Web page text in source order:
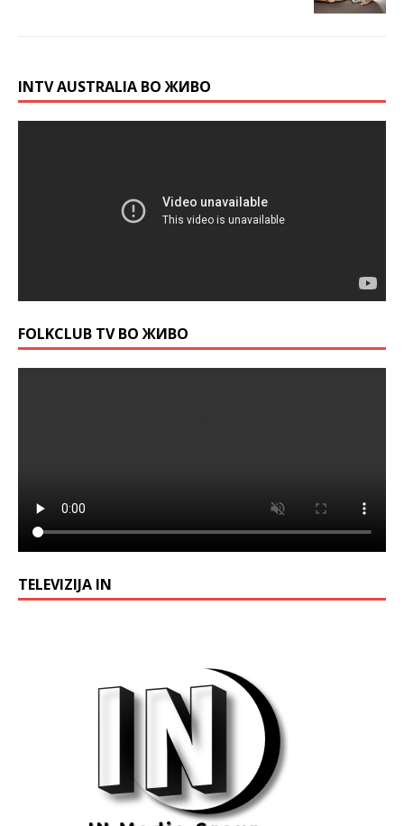
INTV AUSTRALIA ВО ЖИВО
FOLKCLUB TV ВО ЖИВО
TELEVIZIJA IN